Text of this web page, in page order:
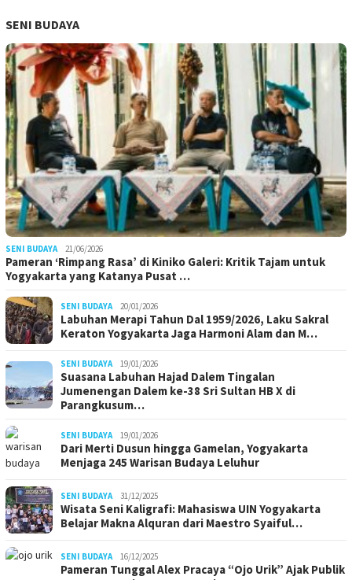
SENI BUDAYA
SENI BUDAYA 21/06/2026
Pameran ‘Rimpang Rasa’ di Kiniko Galeri: Kritik Tajam untuk
Yogyakarta yang Katanya Pusat …
SENI BUDAYA 20/01/2026
Labuhan Merapi Tahun Dal 1959/2026, Laku Sakral
Keraton Yogyakarta Jaga Harmoni Alam dan M…
SENI BUDAYA 19/01/2026
Suasana Labuhan Hajad Dalem Tingalan
Jumenengan Dalem ke-38 Sri Sultan HB X di
Parangkusum…
SENI BUDAYA 19/01/2026
Dari Merti Dusun hingga Gamelan, Yogyakarta
Menjaga 245 Warisan Budaya Leluhur
SENI BUDAYA 31/12/2025
Wisata Seni Kaligrafi: Mahasiswa UIN Yogyakarta
Belajar Makna Alquran dari Maestro Syaiful…
SENI BUDAYA 16/12/2025
Pameran Tunggal Alex Pracaya “Ojo Urik” Ajak Publik